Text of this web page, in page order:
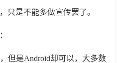
只是不能多做宣传罢了。
但是Android却可以，大多数